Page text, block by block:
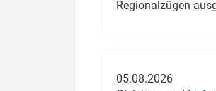
Regionalzügen
05.08.2026